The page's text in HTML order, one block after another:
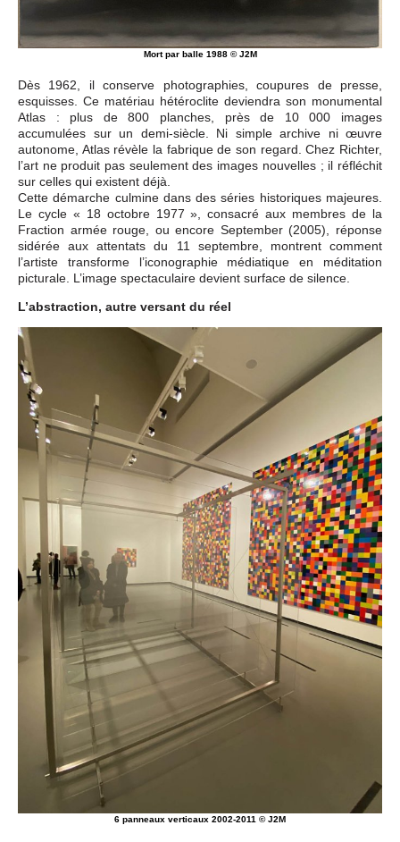
Mort par balle 1988 © J2M
Dès 1962, il conserve photographies, coupures de presse,
esquisses. Ce matériau hétéroclite deviendra son monumental
Atlas : plus de 800 planches, près de 10 000 images
accumulées sur un demi-siècle. Ni simple archive ni œuvre
autonome, Atlas révèle la fabrique de son regard. Chez Richter,
l’art ne produit pas seulement des images nouvelles ; il réfléchit
sur celles qui existent déjà.
Cette démarche culmine dans des séries historiques majeures.
Le cycle « 18 octobre 1977 », consacré aux membres de la
Fraction armée rouge, ou encore September (2005), réponse
sidérée aux attentats du 11 septembre, montrent comment
l’artiste transforme l’iconographie médiatique en méditation
picturale. L’image spectaculaire devient surface de silence.
L’abstraction, autre versant du réel
6 panneaux verticaux 2002-2011 © J2M